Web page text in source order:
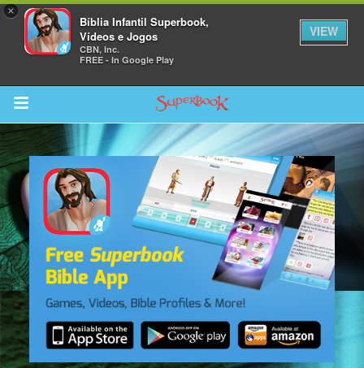
×
Bíblia Infantil Superbook,
Vídeos e Jogos
CBN, Inc.
FREE - In Google Play
VIEW
Return to Content